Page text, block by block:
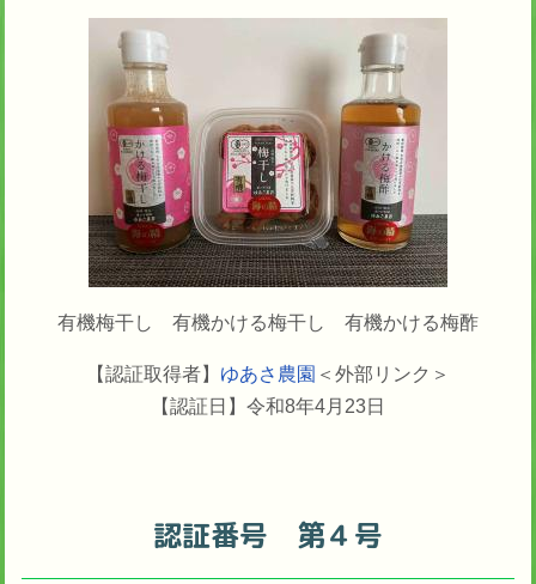
有機梅干し 有機かける梅干し 有機かける梅酢
【認証取得者】 ゆあさ農園 ＜外部リンク＞
【認証日】令和8年4月23日
認証番号 第４号